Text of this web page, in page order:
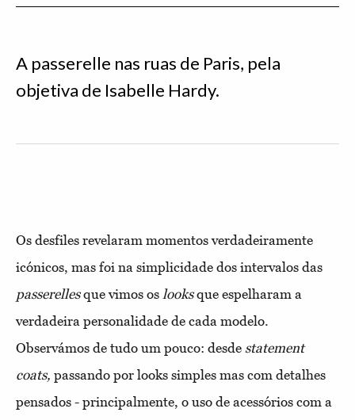
A passerelle nas ruas de Paris, pela
objetiva de Isabelle Hardy.
Os desfiles revelaram momentos verdadeiramente
icónicos, mas foi na simplicidade dos intervalos das
passerellesque vimos os looksque espelharam a
verdadeira personalidade de cada modelo.
Observámos de tudo um pouco: desde statement
coats, passando por looks simples mas com detalhes
pensados - principalmente, o uso de acessórios com a